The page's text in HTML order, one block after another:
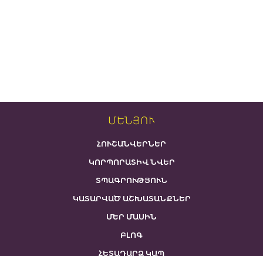
ՄԵՆՅՈՒ
ՀՈՒՇԱՆՎԵՐՆԵՐ
ԿՈՐՊՈՐԱՏԻՎ ՆՎԵՐ
ՏՊԱԳՐՈՒԹՅՈՒՆ
ԿԱՏԱՐՎԱԾ ԱՇԽԱՏԱՆՔՆԵՐ
ՄԵՐ ՄԱՍԻՆ
ԲԼՈԳ
ՀԵՏԱԴԱՐՁ ԿԱՊ